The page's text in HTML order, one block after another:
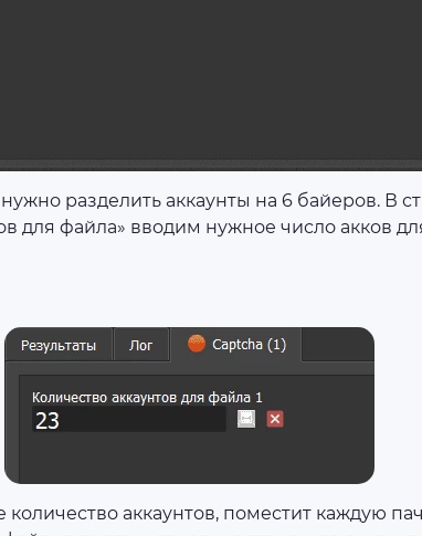
разделить аккаунты на 6 байеров. В
для файла» вводим нужное число акков
количество аккаунтов, поместит каждую